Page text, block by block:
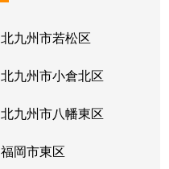
北九州市若松区
北九州市小倉北区
北九州市八幡東区
福岡市東区